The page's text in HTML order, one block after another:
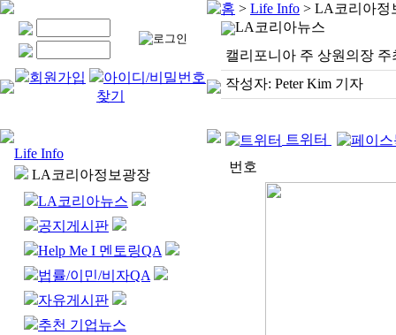
회원가입
아이디/비밀번호
찾기
Life Info
LA코리아정보광장
LA코리아뉴스
공지게시판
Help Me I 멘토링QA
법률/이민/비자QA
자유게시판
추천 기업뉴스
홈 > Life Info > LA코리아정
LA코리아뉴스
캘리포니아 주 상원의장
작성자: Peter Kim 기자
트위터
번호